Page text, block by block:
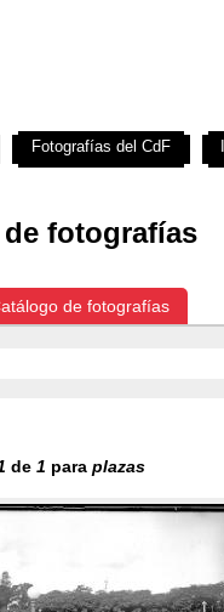
fotografías
de fotografías
de 1 para plazas
Fotografías del CdF